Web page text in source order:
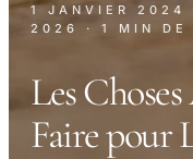
1 JANVIER 2024
2026
· 1 MIN DE
Les
Faire pour